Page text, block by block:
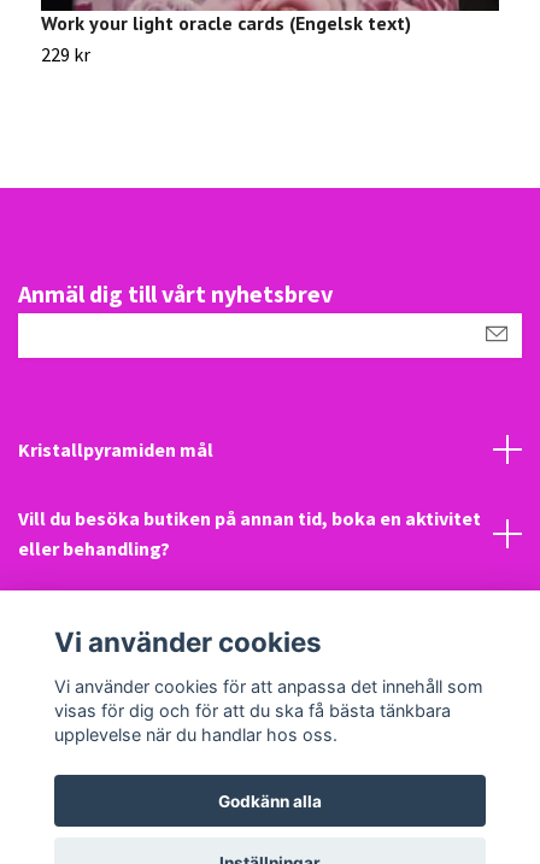
Work your light oracle cards (Engelsk text)
229 kr
Anmäl dig till vårt nyhetsbrev
Kristallpyramiden mål
Vill du besöka butiken på annan tid, boka en aktivitet
eller behandling?
Sociala medier
© 2026 Kristallpyramiden
Vi använder cookies
Vi använder cookies för att anpassa det innehåll som
visas för dig och för att du ska få bästa tänkbara
upplevelse när du handlar hos oss.
Godkänn alla